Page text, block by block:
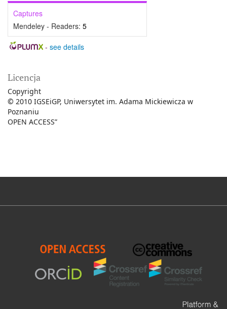
Captures
Mendeley - Readers: 5
- see details
Licencja
Copyright
© 2010 IGSEiGP, Uniwersytet im. Adama Mickiewicza w
Poznaniu
OPEN ACCESS”